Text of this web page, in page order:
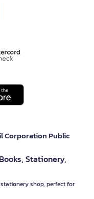
Corporation Public
Stationery,
shop, perfect for